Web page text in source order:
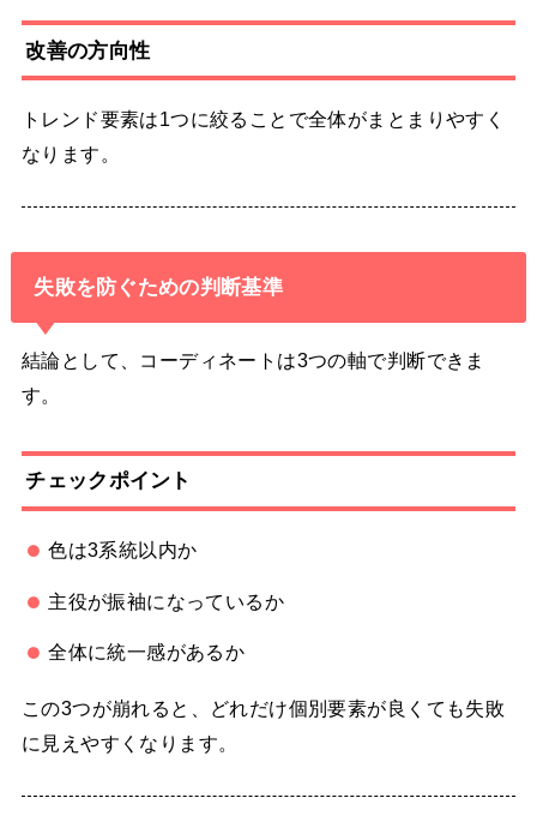
改善の方向性
トレンド要素は1つに絞ることで全体がまとまりやすく
なります。
失敗を防ぐための判断基準
結論として、コーディネートは3つの軸で判断できま
す。
チェックポイント
色は3系統以内か
主役が振袖になっているか
全体に統一感があるか
この3つが崩れると、どれだけ個別要素が良くても失敗
に見えやすくなります。